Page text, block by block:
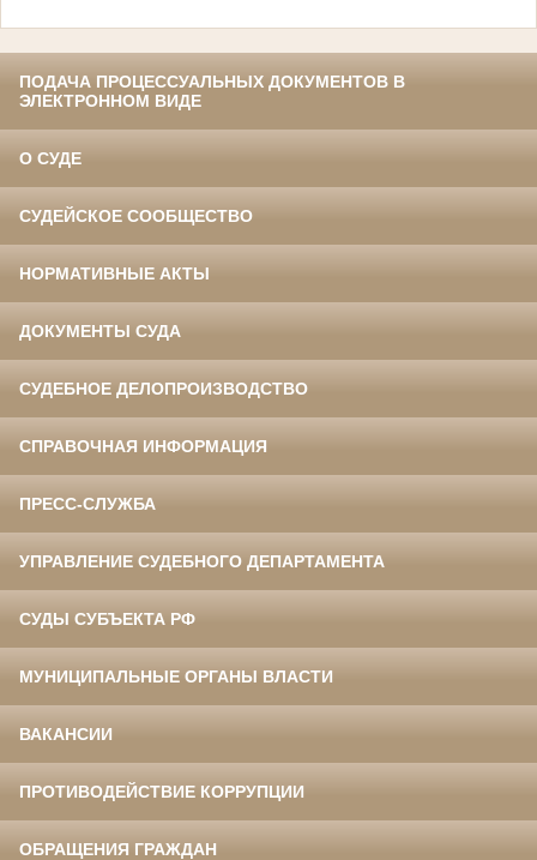
ПОДАЧА ПРОЦЕССУАЛЬНЫХ ДОКУМЕНТОВ В
ЭЛЕКТРОННОМ ВИДЕ
О СУДЕ
СУДЕЙСКОЕ СООБЩЕСТВО
НОРМАТИВНЫЕ АКТЫ
ДОКУМЕНТЫ СУДА
СУДЕБНОЕ ДЕЛОПРОИЗВОДСТВО
СПРАВОЧНАЯ ИНФОРМАЦИЯ
ПРЕСС-СЛУЖБА
УПРАВЛЕНИЕ СУДЕБНОГО ДЕПАРТАМЕНТА
СУДЫ СУБЪЕКТА РФ
МУНИЦИПАЛЬНЫЕ ОРГАНЫ ВЛАСТИ
ВАКАНСИИ
ПРОТИВОДЕЙСТВИЕ КОРРУПЦИИ
ОБРАЩЕНИЯ ГРАЖДАН